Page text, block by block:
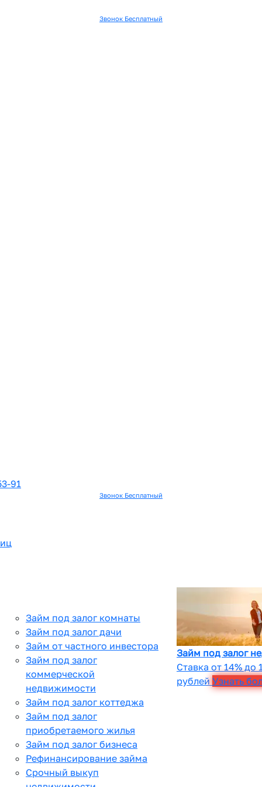
Звонок Бесплатный
91
Звонок Бесплатный
Займ под залог комнаты
Займ под залог дачи
Займ от частного инвестора
Займ под залог
коммерческой
недвижимости
Займ под залог коттеджа
Займ под залог
приобретаемого жилья
Займ под залог бизнеса
Рефинансирование займа
Срочный выкуп
Займ под залог
Ставка от 14% до
рублей Узнать